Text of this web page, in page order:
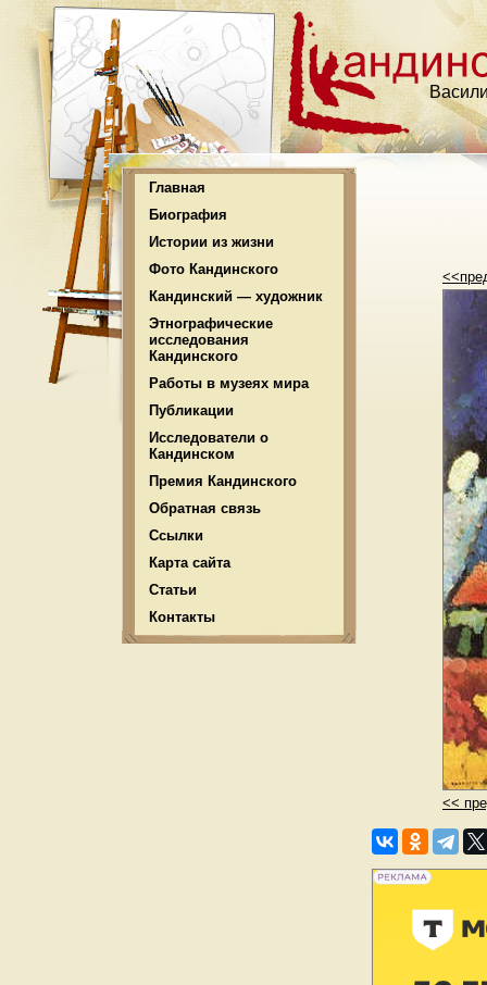
Главная
Биография
Истории из жизни
Фото Кандинского
Кандинский — художник
Этнографические
исследования
Кандинского
Работы в музеях мира
Публикации
Исследователи о
Кандинском
Премия Кандинского
Обратная связь
Ссылки
Карта сайта
Статьи
Контакты
<<